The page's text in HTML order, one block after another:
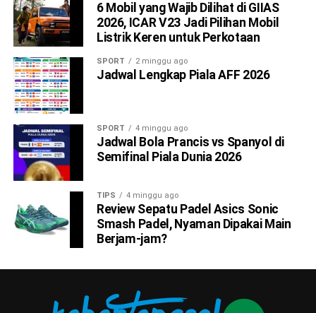
6 Mobil yang Wajib Dilihat di GIIAS
2026, ICAR V23 Jadi Pilihan Mobil
Listrik Keren untuk Perkotaan
SPORT 2 minggu ago
Jadwal Lengkap Piala AFF 2026
SPORT 4 minggu ago
Jadwal Bola Prancis vs Spanyol di
Semifinal Piala Dunia 2026
TIPS 4 minggu ago
Review Sepatu Padel Asics Sonic
Smash Padel, Nyaman Dipakai Main
Berjam-jam?